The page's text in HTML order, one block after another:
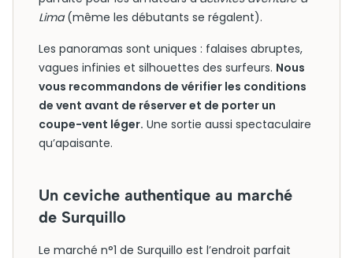
Lima(même les débutants se régalent).
Les panoramas sont uniques : falaises abruptes,
vagues infinies et silhouettes des surfeurs. Nous
vous recommandons de vérifier les conditions
de vent avant de réserver et de porter un
coupe-vent léger. Une sortie aussi spectaculaire
qu’apaisante.
Un ceviche authentique au marché
de Surquillo
Le marché n°1 de Surquillo est l’endroit parfait